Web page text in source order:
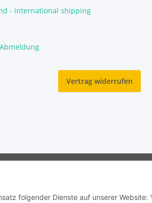
folgender Dienste auf unserer Website:
- international shipping
Vertrag widerrufen